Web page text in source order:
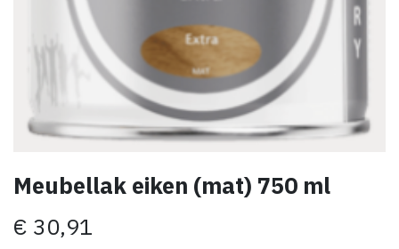
Meubellak eiken (mat) 750 ml
€ 30,91